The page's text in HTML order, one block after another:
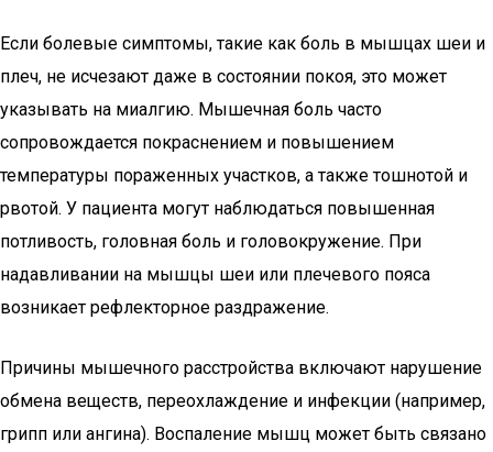
Если болевые симптомы, такие как боль в мышцах шеи и
плеч, не исчезают даже в состоянии покоя, это может
указывать на миалгию. Мышечная боль часто
сопровождается покраснением и повышением
температуры пораженных участков, а также тошнотой и
рвотой. У пациента могут наблюдаться повышенная
потливость, головная боль и головокружение. При
надавливании на мышцы шеи или плечевого пояса
возникает рефлекторное раздражение.
Причины мышечного расстройства включают нарушение
обмена веществ, переохлаждение и инфекции (например,
грипп или ангина). Воспаление мышц может быть связано